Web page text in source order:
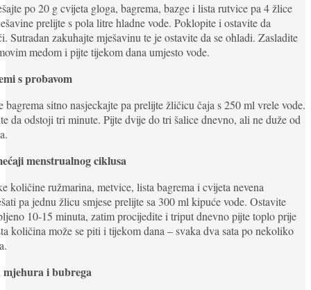
po 20 g cvijeta gloga, bagrema, bazge i lista rutvice pa 4 žlice
prelijte s pola litre hladne vode. Poklopite i ostavite da
Sutradan zakuhajte mješavinu te je ostavite da se ohladi. Zasladite
medom i pijte tijekom dana umjesto vode.
s probavom
bagrema sitno nasjeckajte pa prelijte žličicu čaja s 250 ml vrele vode.
da odstoji tri minute. Pijte dvije do tri šalice dnevno, ali ne duže od
menstrualnog ciklusa
količine ružmarina, metvice, lista bagrema i cvijeta nevena
pa jednu žlicu smjese prelijte sa 300 ml kipuće vode. Ostavite
10-15 minuta, zatim procijedite i triput dnevno pijte toplo prije
količina može se piti i tijekom dana – svaka dva sata po nekoliko
mjehura i bubrega